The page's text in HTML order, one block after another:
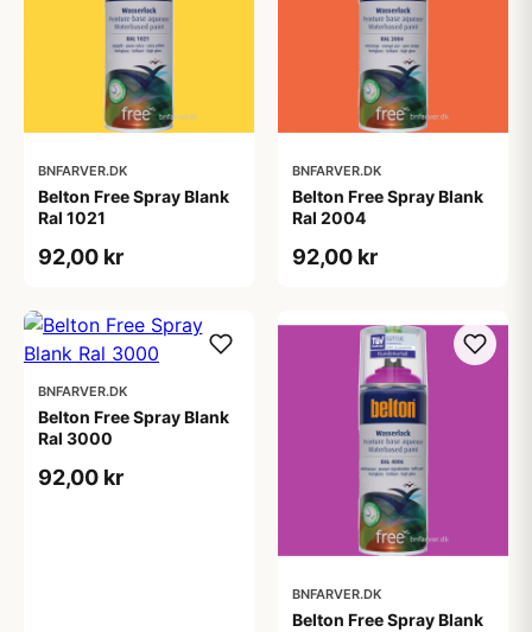
BNFARVER.DK
Belton Free Spray Blank
Ral 1021
92,00 kr
BNFARVER.DK
Belton Free Spray Blank
Ral 2004
92,00 kr
BNFARVER.DK
Belton Free Spray Blank
Ral 3000
92,00 kr
BNFARVER.DK
Belton Free Spray Blank